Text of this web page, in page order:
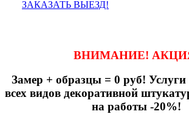
ЗАКАЗАТЬ ВЫЕЗД!
ВНИМАНИЕ!
Замер + образцы = 0 руб!
всех видов декоративной
на работы -20%!